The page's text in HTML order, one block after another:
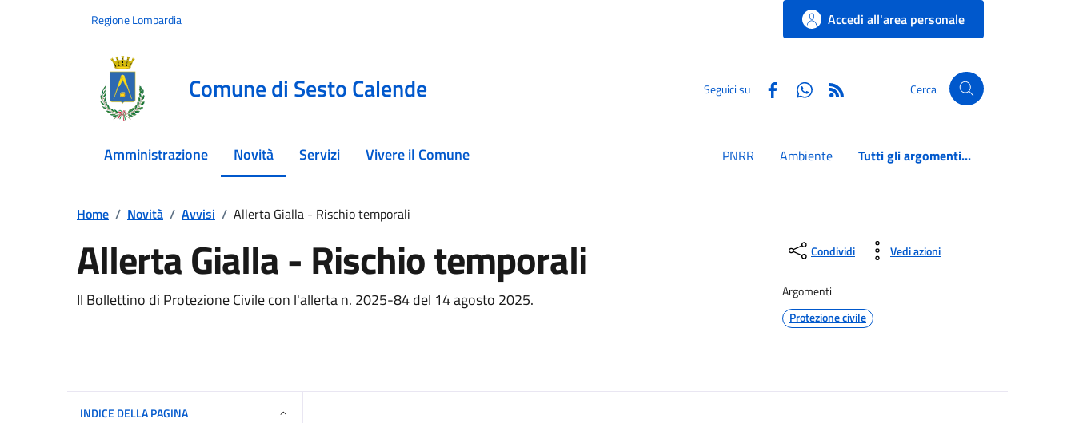
Regione Lombardia Accedi all'area personale
Comune di Sesto Calende Seguici su FacebookWhatsapp Cerca
Amministrazione Novità
menu selezionato
Servizi Vivere il Comune PNRR Ambiente Tutti gli argomenti...
Home / Novità / Avvisi / Allerta Gialla - Rischio temporali
Allerta Gialla - Rischio temporali
Il Bollettino di Protezione Civile con l'allerta n. 2025-84 del 14 agosto 2025.
Condividi Vedi azioni
Argomenti
Protezione civile
INDICE DELLA PAGINA